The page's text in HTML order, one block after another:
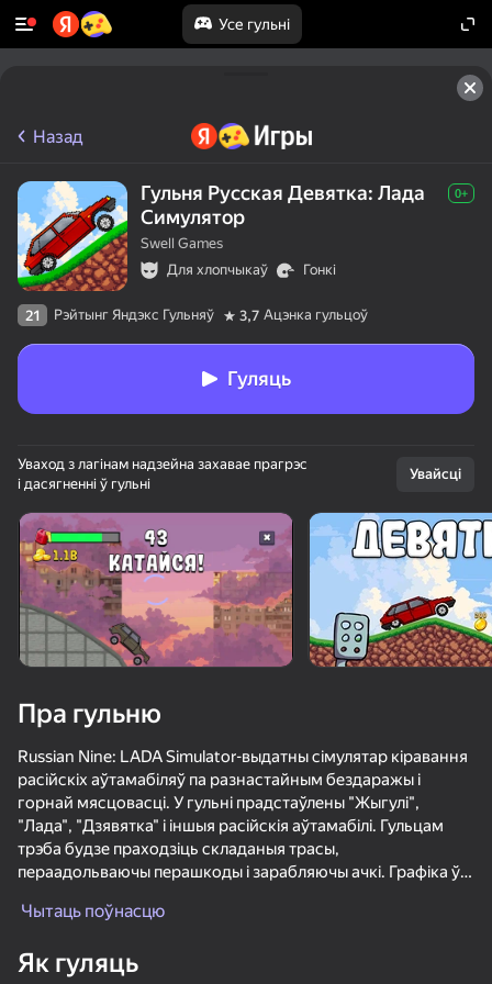
Усе гульні
Павярніце прыладу
Гульня працуе толькі ў гарызантальнай
арыентацыі
Pixel Car Racer
Назад
Гульня Русская Девятка: Лада
Симулятор
0+
Swell Games
Для хлопчыкаў
Гонкі
21 Рэйтынг Яндэкс Гульняў 3,7 Ацэнка гульцоў
Гуляць
Уваход з лагінам надзейна захавае прагрэс
і дасягненні ў гульні
Увайсці
Пра гульню
Russian Nine: LADA Simulator-выдатны сімулятар кіравання
расійскіх аўтамабіляў па разнастайным бездаражы і
горнай мясцовасці. У гульні прадстаўлены "Жыгулі",
"Лада", "Дзявятка" і іншыя расійскія аўтамабілі. Гульцам
трэба будзе праходзіць складаныя трасы,
пераадольваючы перашкоды і зарабляючы ачкі. Графіка ў
распрацоўшчыкі не забыліся, зрабіўшы ўсё руху
спадабаецца аматарам сапраўднай гарадской оперы. Калі
Чытаць поўнасцю
Як гуляць